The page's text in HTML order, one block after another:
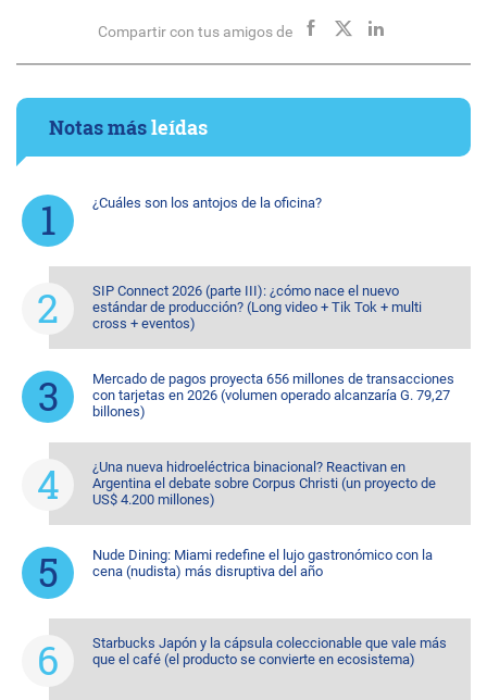
Compartir con tus amigos de
Notas másleídas
¿Cuáles son los antojos de la oficina?
SIP Connect 2026 (parte III): ¿cómo nace el nuevo
estándar de producción? (Long video + Tik Tok + multi
cross + eventos)
Mercado de pagos proyecta 656 millones de transacciones
con tarjetas en 2026 (volumen operado alcanzaría G. 79,27
billones)
¿Una nueva hidroeléctrica binacional? Reactivan en
Argentina el debate sobre Corpus Christi (un proyecto de
US$ 4.200 millones)
Nude Dining: Miami redefine el lujo gastronómico con la
cena (nudista) más disruptiva del año
Starbucks Japón y la cápsula coleccionable que vale más
que el café (el producto se convierte en ecosistema)